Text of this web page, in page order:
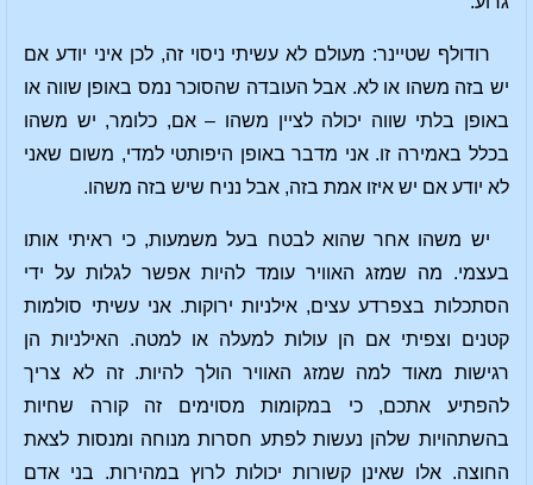
רודולף שטיינר: מעולם לא עשיתי ניסוי זה, לכן איני יודע אם
יש בזה משהו או לא. אבל העובדה שהסוכר נמס באופן שווה או
באופן בלתי שווה יכולה לציין משהו – אם, כלומר, יש משהו
בכלל באמירה זו. אני מדבר באופן היפותטי למדי, משום שאני
לא יודע אם יש איזו אמת בזה, אבל נניח שיש בזה משהו.
יש משהו אחר שהוא לבטח בעל משמעות, כי ראיתי אותו
בעצמי. מה שמזג האוויר עומד להיות אפשר לגלות על ידי
הסתכלות בצפרדע עצים, אילניות ירוקות. אני עשיתי סולמות
קטנים וצפיתי אם הן עולות למעלה או למטה. האילניות הן
רגישות מאוד למה שמזג האוויר הולך להיות. זה לא צריך
להפתיע אתכם, כי במקומות מסוימים זה קורה שחיות
בהשתהויות שלהן נעשות לפתע חסרות מנוחה ומנסות לצאת
החוצה. אלו שאינן קשורות יכולות לרוץ במהירות. בני אדם